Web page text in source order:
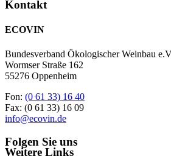
Kontakt
ECOVIN
Bundesverband Ökologischer Weinbau
Wormser Straße 162
55276 Oppenheim
Fon: (0 61 33) 16 40
Fax: (0 61 33) 16 09
info@ecovin.de
Folgen Sie uns
Weitere Links